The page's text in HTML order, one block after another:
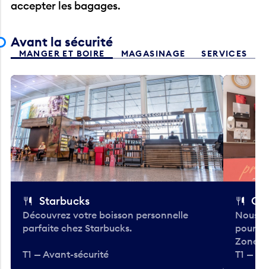
MANGER ET BOIRE
Découvrez votre boisson personnelle
parfaite chez Starbucks.
Nous
pour
Zone.
T1 —